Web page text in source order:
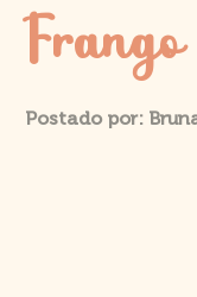
Postado por: